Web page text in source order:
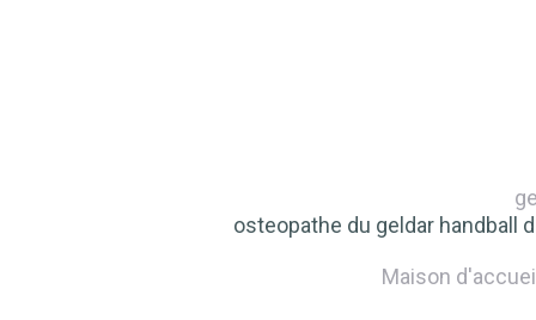
osteopathe du geldar handball
Maison